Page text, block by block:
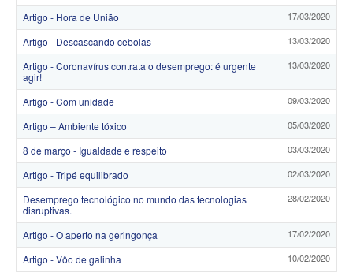
Artigo - Hora de União 17/03/2020
Artigo - Descascando cebolas 13/03/2020
Artigo - Coronavírus contrata o desemprego: é urgente
agir!
13/03/2020
Artigo - Com unidade 09/03/2020
Artigo – Ambiente tóxico 05/03/2020
8 de março - Igualdade e respeito 03/03/2020
Artigo - Tripé equilibrado 02/03/2020
Desemprego tecnológico no mundo das tecnologias
disruptivas.
28/02/2020
Artigo - O aperto na geringonça 17/02/2020
Artigo - Vôo de galinha 10/02/2020